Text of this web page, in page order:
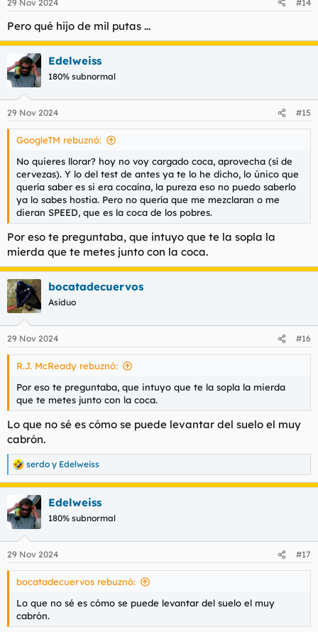
29 Nov 2024 #14
Pero qué hijo de mil putas ...
Edelweiss
180% subnormal
29 Nov 2024 #15
GoogleTM rebuznó:
No quieres llorar? hoy no voy cargado coca, aprovecha (sí de
cervezas). Y lo del test de antes ya te lo he dicho, lo único que
quería saber es si era cocaína, la pureza eso no puedo saberlo
ya lo sabes hostia. Pero no quería que me mezclaran o me
dieran SPEED, que es la coca de los pobres.
Por eso te preguntaba, que intuyo que te la sopla la
mierda que te metes junto con la coca.
bocatadecuervos
Asiduo
29 Nov 2024 #16
R.J. McReady rebuznó:
Por eso te preguntaba, que intuyo que te la sopla la mierda
que te metes junto con la coca.
Lo que no sé es cómo se puede levantar del suelo el muy
cabrón.
R
e
a
c
c
i
e
s
serdo y Edelweiss
Edelweiss
180% subnormal
29 Nov 2024 #17
bocatadecuervos rebuznó:
Lo que no sé es cómo se puede levantar del suelo el muy
cabrón.